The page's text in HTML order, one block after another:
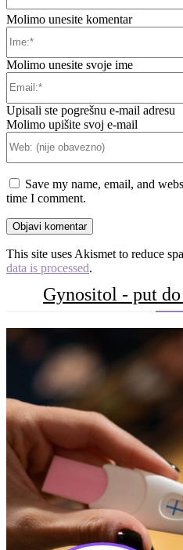
Molimo unesite komentar
Molimo unesite svoje ime
Upisali ste pogrešnu e-mail adresu
Molimo upišite svoj e-mail
Save my name, email, and
time I comment.
This site uses Akismet to reduce
data is processed.
Gynositol - put